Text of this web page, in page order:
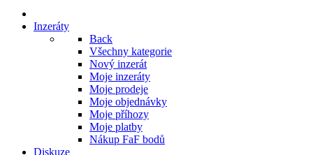
Inzeráty
Back
Všechny kategorie
Nový inzerát
Moje inzeráty
Moje prodeje
Moje objednávky
Moje příhozy
Moje platby
Nákup FaF bodů
Diskuze